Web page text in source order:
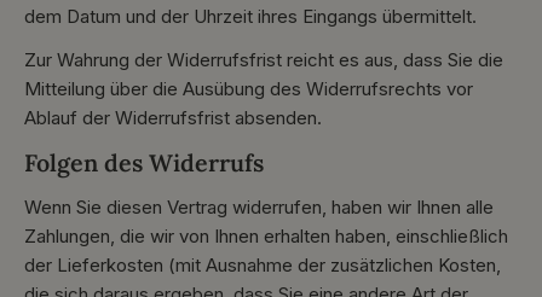
dem Datum und der Uhrzeit ihres Eingangs übermittelt.
Zur Wahrung der Widerrufsfrist reicht es aus, dass Sie die
Mitteilung über die Ausübung des Widerrufsrechts vor
Ablauf der Widerrufsfrist absenden.
Folgen des Widerrufs
Wenn Sie diesen Vertrag widerrufen, haben wir Ihnen alle
Zahlungen, die wir von Ihnen erhalten haben, einschließlich
der Lieferkosten (mit Ausnahme der zusätzlichen Kosten,